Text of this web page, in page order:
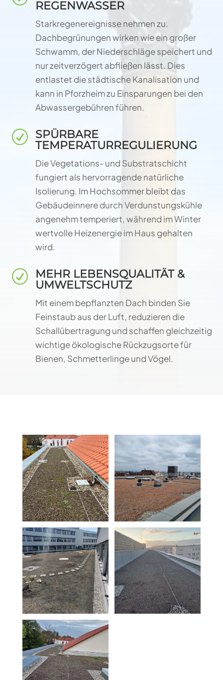
REGENWASSER
Starkregenereignisse nehmen zu.
Dachbegrünungen wirken wie ein großer
Schwamm, der Niederschläge speichert und
nur zeitverzögert abfließen lässt. Dies
entlastet die städtische Kanalisation und
kann in Pforzheim zu Einsparungen bei den
Abwassergebühren führen.
R
SPÜRBARE
TEMPERATURREGULIERUNG
Die Vegetations- und Substratschicht
fungiert als hervorragende natürliche
Isolierung. Im Hochsommer bleibt das
Gebäudeinnere durch Verdunstungskühle
angenehm temperiert, während im Winter
wertvolle Heizenergie im Haus gehalten
wird.
R
MEHR LEBENSQUALITÄT &
UMWELTSCHUTZ
Mit einem bepflanzten Dach binden Sie
Feinstaub aus der Luft, reduzieren die
Schallübertragung und schaffen gleichzeitig
wichtige ökologische Rückzugsorte für
Bienen, Schmetterlinge und Vögel.